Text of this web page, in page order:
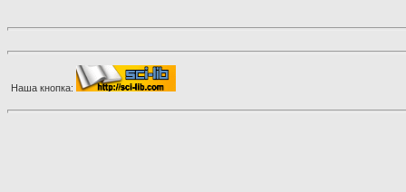
Наша кнопка: